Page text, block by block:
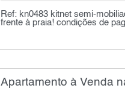
Ref: kn0483 kitnet semi-
frente á praia! condições de
Apartamento à Venda